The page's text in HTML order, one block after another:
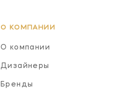
О КОМПАНИИ
О компании
Дизайнеры
Бренды